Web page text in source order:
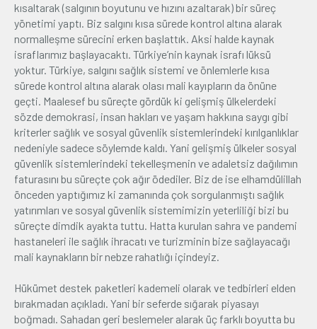
kısaltarak (salgının boyutunu ve hızını azaltarak) bir süreç
yönetimi yaptı. Biz salgını kısa sürede kontrol altına alarak
normalleşme sürecini erken başlattık. Aksi halde kaynak
israflarımız başlayacaktı. Türkiye’nin kaynak israfı lüksü
yoktur. Türkiye, salgını sağlık sistemi ve önlemlerle kısa
sürede kontrol altına alarak olası mali kayıpların da önüne
geçti. Maalesef bu süreçte gördük ki gelişmiş ülkelerdeki
sözde demokrasi, insan hakları ve yaşam hakkına saygı gibi
kriterler sağlık ve sosyal güvenlik sistemlerindeki kırılganlıklar
nedeniyle sadece söylemde kaldı. Yani gelişmiş ülkeler sosyal
güvenlik sistemlerindeki tekelleşmenin ve adaletsiz dağılımın
faturasını bu süreçte çok ağır ödediler. Biz de ise elhamdülillah
önceden yaptığımız ki zamanında çok sorgulanmıştı sağlık
yatırımları ve sosyal güvenlik sistemimizin yeterliliği bizi bu
süreçte dimdik ayakta tuttu. Hatta kurulan sahra ve pandemi
hastaneleri ile sağlık ihracatı ve turizminin bize sağlayacağı
mali kaynakların bir nebze rahatlığı içindeyiz.
Hükümet destek paketleri kademeli olarak ve tedbirleri elden
bırakmadan açıkladı. Yani bir seferde sığarak piyasayı
boğmadı. Sahadan geri beslemeler alarak üç farklı boyutta bu